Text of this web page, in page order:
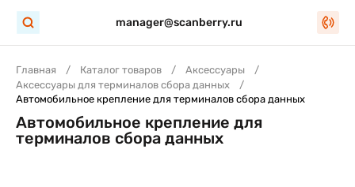
manager@scanberry.ru
Главная Каталог товаров
Аксессуары
Аксессуары для терминалов сбора данных
Автомобильное крепление для терминалов сбора данных
Автомобильное крепление для
терминалов сбора данных